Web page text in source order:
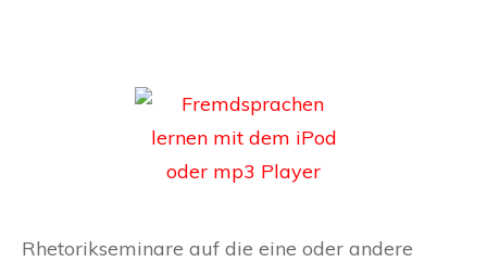
Rhetorikseminare auf die eine oder andere